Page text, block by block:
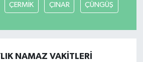
ÇERMİK ÇINAR ÇÜNGÜŞ
NAMAZ VAKITLERI